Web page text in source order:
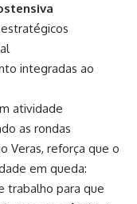
integradas ao
atividade
as rondas
Veras, reforça que o
em queda:
trabalho para que